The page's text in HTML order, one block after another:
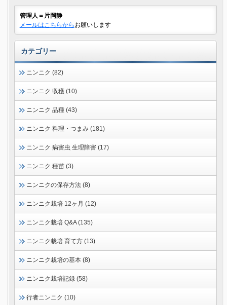
管理人＝片岡静
メールはこちらから お願いします
カテゴリー
ニンニク (82)
ニンニク 収穫 (10)
ニンニク 品種 (43)
ニンニク 料理・つまみ (181)
ニンニク 病害虫 生理障害 (17)
ニンニク 種苗 (3)
ニンニクの保存方法 (8)
ニンニク栽培 12ヶ月 (12)
ニンニク栽培 Q&A (135)
ニンニク栽培 育て方 (13)
ニンニク栽培の基本 (8)
ニンニク栽培記録 (58)
行者ニンニク (10)